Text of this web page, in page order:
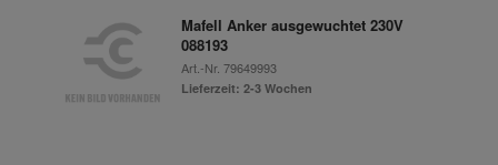
Mafell Anker ausgewuchtet 230V
088193
Art.-Nr. 79649993
Lieferzeit: 2-3 Wochen